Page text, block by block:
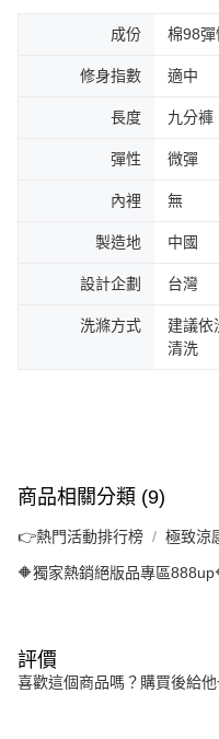
成份 棉98彈
修身指數 適中
長度 九分褲
彈性 微彈
內裡 無
製造地 中國
設計企劃 台灣
洗滌方式
建議依
清洗
商品相關分類 (9)
👉熱門活動排行榜 極致涼
🔶獨家熱銷絕版品專區
評價
喜歡這個商品嗎？購買後給